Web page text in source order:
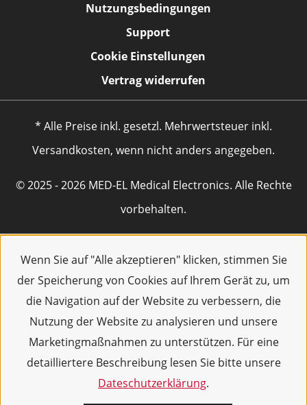
Wenn Sie auf "Alle akzeptieren" klicken, stimmen Sie
der Speicherung von Cookies auf Ihrem Gerät zu, um
die Navigation auf der Website zu verbessern, die
Nutzung der Website zu analysieren und unsere
Marketingmaßnahmen zu unterstützen. Für eine
detailliertere Beschreibung lesen Sie bitte unsere
Dateschutzerklärung.
Nutzungsbedingungen
Support
Cookie Einstellungen
Vertrag widerrufen
* Alle Preise inkl. gesetzl. Mehrwertsteuer inkl.
Versandkosten, wenn nicht anders angegeben.
© 2025 - 2026 MED-EL Medical Electronics. Alle Rechte
vorbehalten.